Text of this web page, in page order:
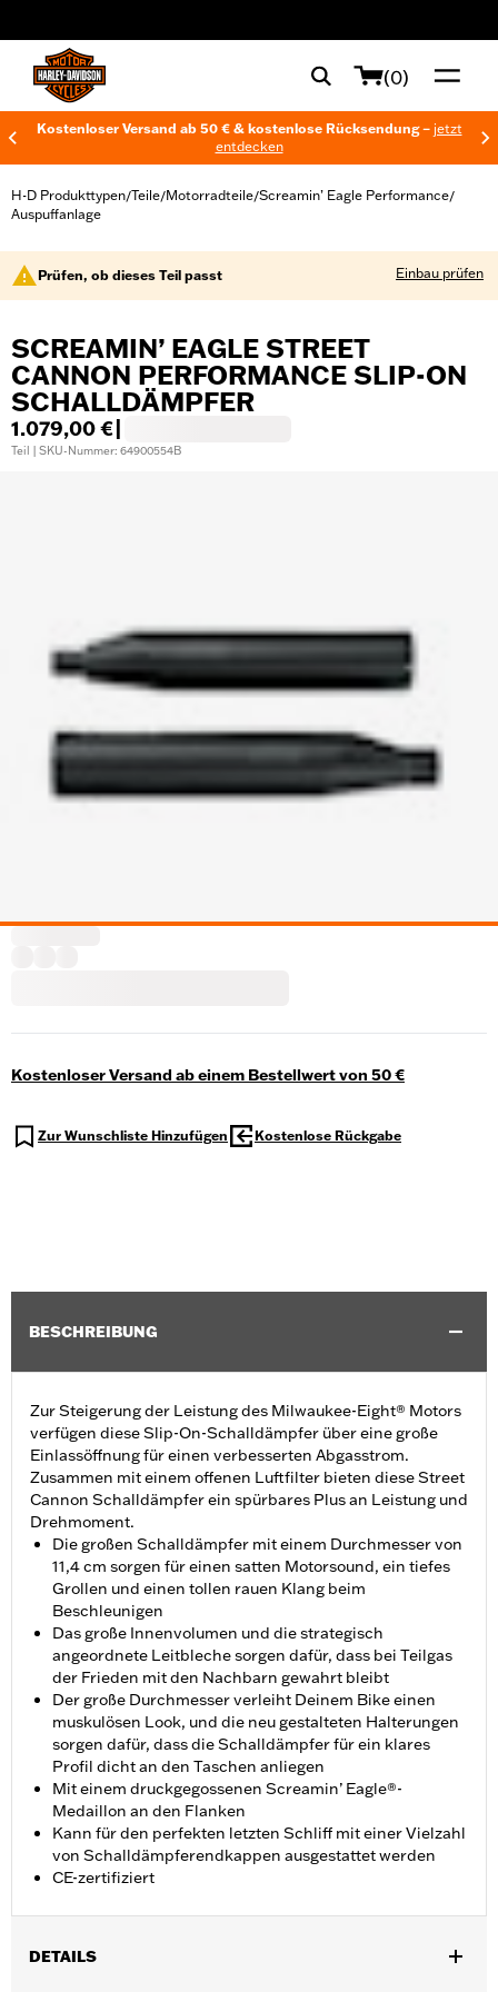
(0)
Kostenloser Versand ab 50 € & kostenlose Rücksendung – jetzt
entdecken
H-D Produkttypen/Teile/Motorradteile/Screamin’ Eagle Performance/
Auspuffanlage
Prüfen, ob dieses Teil passt Einbau prüfen
SCREAMIN’ EAGLE STREET
CANNON PERFORMANCE SLIP-ON
SCHALLDÄMPFER
1.079,00 €
Teil | SKU-Nummer: 64900554B
Kostenloser Versand ab einem Bestellwert von 50 €
Zur Wunschliste Hinzufügen Kostenlose Rückgabe
BESCHREIBUNG
Zur Steigerung der Leistung des Milwaukee-Eight® Motors
verfügen diese Slip-On-Schalldämpfer über eine große
Einlassöffnung für einen verbesserten Abgasstrom.
Zusammen mit einem offenen Luftfilter bieten diese Street
Cannon Schalldämpfer ein spürbares Plus an Leistung und
Drehmoment.
Die großen Schalldämpfer mit einem Durchmesser von
11,4 cm sorgen für einen satten Motorsound, ein tiefes
Grollen und einen tollen rauen Klang beim
Beschleunigen
Das große Innenvolumen und die strategisch
angeordnete Leitbleche sorgen dafür, dass bei Teilgas
der Frieden mit den Nachbarn gewahrt bleibt
Der große Durchmesser verleiht Deinem Bike einen
muskulösen Look, und die neu gestalteten Halterungen
sorgen dafür, dass die Schalldämpfer für ein klares
Profil dicht an den Taschen anliegen
Mit einem druckgegossenen Screamin’ Eagle®-
Medaillon an den Flanken
Kann für den perfekten letzten Schliff mit einer Vielzahl
von Schalldämpferendkappen ausgestattet werden
CE-zertifiziert
DETAILS